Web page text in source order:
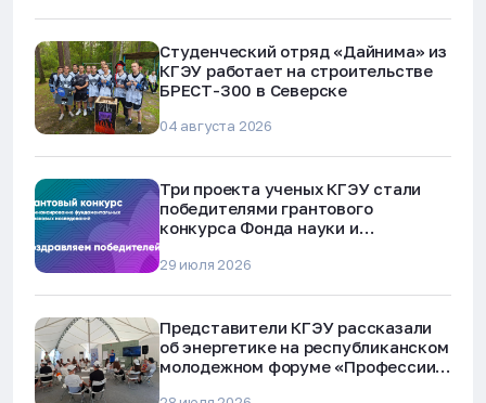
Студенческий отряд «Дайнима» из
КГЭУ работает на строительстве
БРЕСТ-300 в Северске
04 августа 2026
Три проекта ученых КГЭУ стали
победителями грантового
конкурса Фонда науки и
29 июля 2026
Представители КГЭУ рассказали
об энергетике на республиканском
молодежном форуме «Профессии